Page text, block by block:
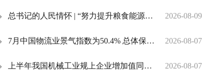
2026-08-09
总书记的人民情怀 | “努力提升粮食能源资源安全保障能力”
2026-08-07
7月中国物流业景气指数为50.4% 总体保持扩张
2026-08-07
上半年我国机械工业规上企业增加值同比增长6.4%